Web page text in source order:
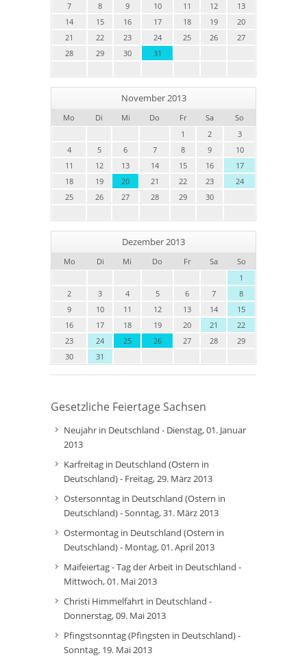
7 8 9 10 11 12
13
14
15 16 17 18 19
20
21
22 23 24 25 26
27
28
29 30 31
November 2013
Mo Di Mi Do Fr Sa
So
1
2
3
4
5 6 7 8 9
10
11
12 13 14 15 16
17
18
19 20 21 22 23
24
25
26 27 28 29 30
Dezember 2013
Mo Di Mi Do Fr Sa
So
1
2
3 4 5 6 7
8
9
10 11 12 13 14
15
16
17 18 19 20 21
22
23
24 25 26 27 28
29
30
31
Gesetzliche Feiertage Sachsen
Neujahr in Deutschland - Dienstag, 01. Januar
2013
Karfreitag in Deutschland (Ostern in
Deutschland) - Freitag, 29. März 2013
Ostersonntag in Deutschland (Ostern in
Deutschland) - Sonntag, 31. März 2013
Ostermontag in Deutschland (Ostern in
Deutschland) - Montag, 01. April 2013
Maifeiertag - Tag der Arbeit in Deutschland -
Mittwoch, 01. Mai 2013
Christi Himmelfahrt in Deutschland -
Donnerstag, 09. Mai 2013
Pfingstsonntag (Pfingsten in Deutschland) -
Sonntag, 19. Mai 2013